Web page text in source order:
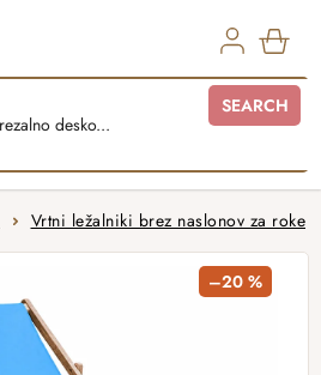
SEARCH
Vrtni ležalniki brez naslonov za roke
–20 %